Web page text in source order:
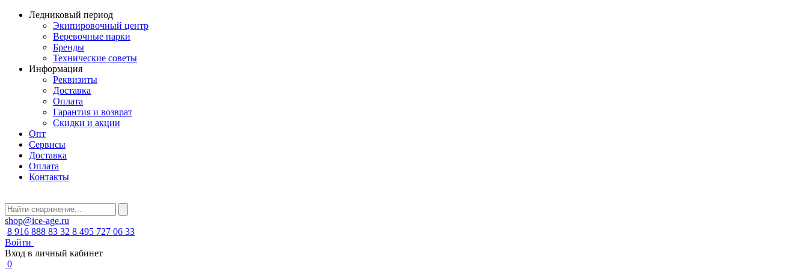
Ледниковый период
Экипировочный центр
Веревочные парки
Бренды
Технические советы
Информация
Реквизиты
Доставка
Оплата
Гарантия и возврат
Скидки и акции
Опт
Сервисы
Доставка
Оплата
Контакты
shop@ice-age.ru
8 916 888 83 32 8 495 727 06 33
Войти
Вход в личный кабинет
0